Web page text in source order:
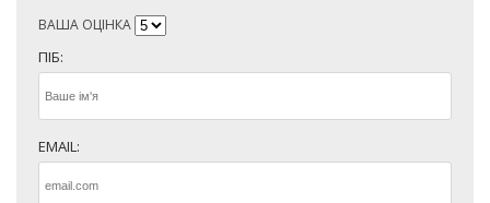
ВАША ОЦІНКА
ПІБ:
EMAIL: